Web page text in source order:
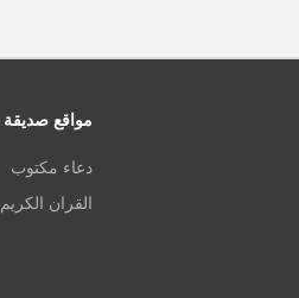
مواقع صديقة
دعاء مكتوب
القران الكريم mp3